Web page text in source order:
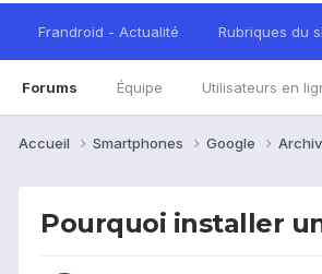
Frandroid - Actualité Rubriques du
Forums Équipe Utilisateurs en
Accueil Smartphones Google
Pourquoi installer